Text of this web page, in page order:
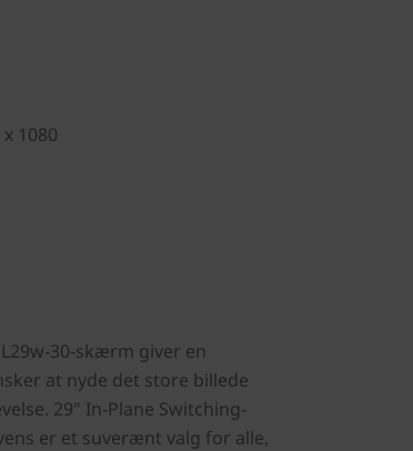
1080
30-skærm giver en
at nyde det store billede
29" In-Plane Switching-
er et suverænt valg for alle,